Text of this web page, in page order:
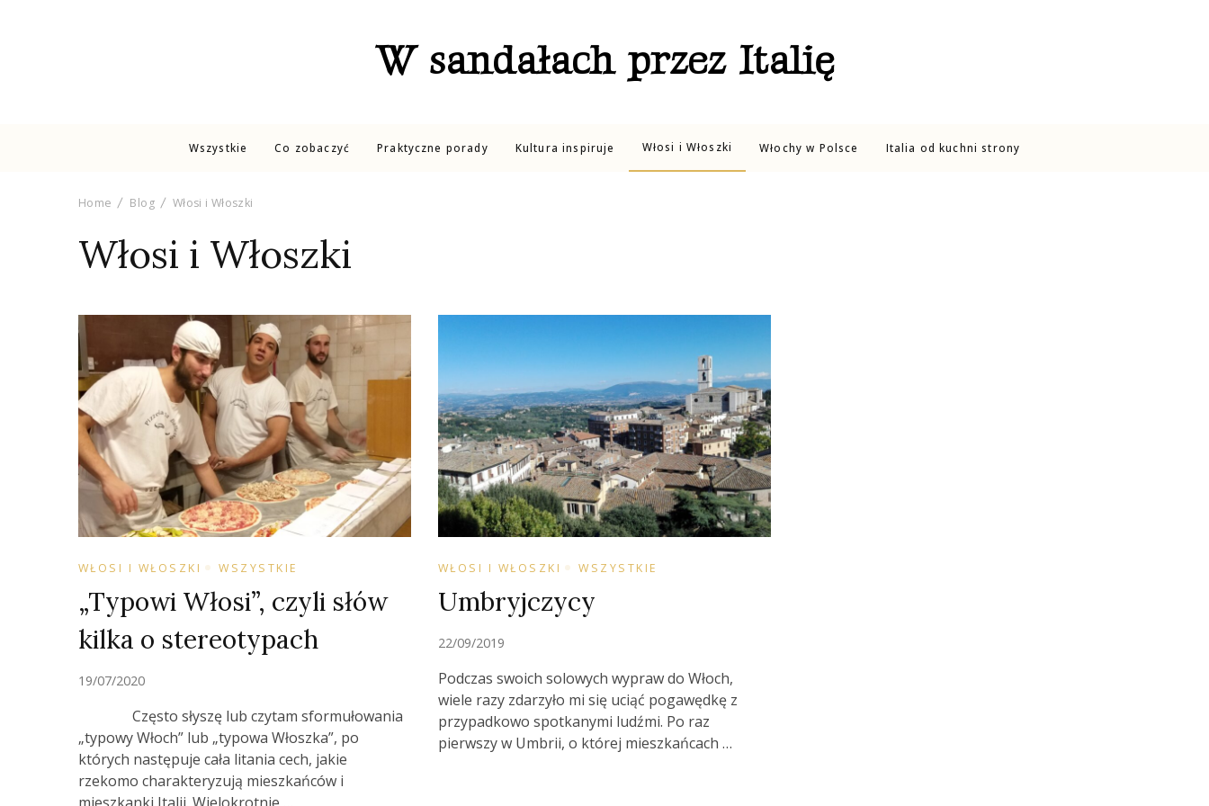
W sandałach przez Italię
Wszystkie Co zobaczyć Praktyczne porady Kultura inspiruje Włosi i Włoszki Włochy w Polsce Italia od kuchni strony
Home Blog Włosi i Włoszki
Włosi i Włoszki
WŁOSI I WŁOSZKI WSZYSTKIE
„Typowi Włosi”, czyli słów
kilka o stereotypach
19/07/2020
Często słyszę lub czytam sformułowania
„typowy Włoch” lub „typowa Włoszka”, po
których następuje cała litania cech, jakie
rzekomo charakteryzują mieszkańców i
WŁOSI I WŁOSZKI WSZYSTKIE
Umbryjczycy
22/09/2019
Podczas swoich solowych wypraw do Włoch,
wiele razy zdarzyło mi się uciąć pogawędkę z
przypadkowo spotkanymi ludźmi. Po raz
pierwszy w Umbrii, o której mieszkańcach …